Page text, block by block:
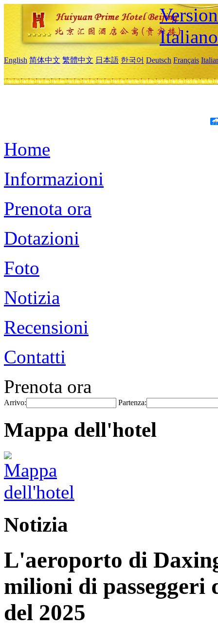
Italiano
English 简体中文 繁體中文 日本語 한국어 Deutsch Français
Home
Informazioni
Prenota ora
Dotazioni
Foto
Notizia
Recensioni
Contatti
Prenota ora
Arrivo: Partenza:
Mappa dell'hotel
Notizia
L'aeroporto di
milioni di passeggeri
del 2025